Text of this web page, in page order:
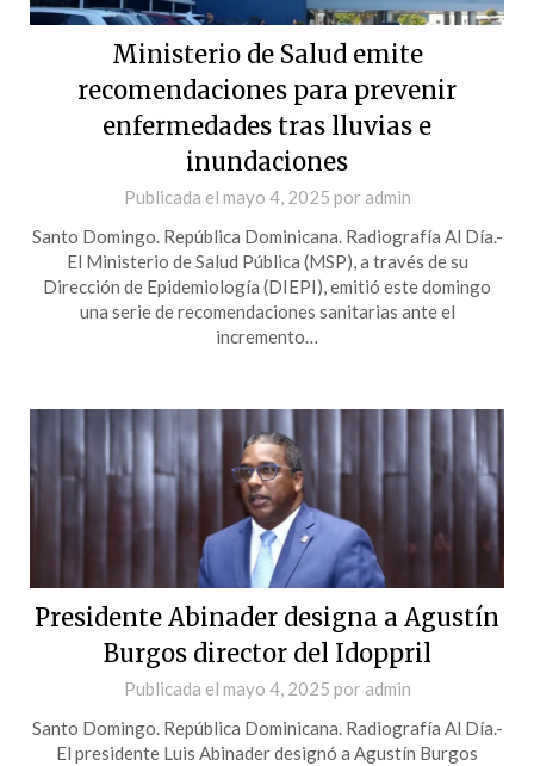
Ministerio de Salud emite
recomendaciones para prevenir
enfermedades tras lluvias e
inundaciones
Publicada el mayo 4, 2025 por admin
Santo Domingo. República Dominicana. Radiografía Al Día.-
El Ministerio de Salud Pública (MSP), a través de su
Dirección de Epidemiología (DIEPI), emitió este domingo
una serie de recomendaciones sanitarias ante el
incremento…
Presidente Abinader designa a Agustín
Burgos director del Idoppril
Publicada el mayo 4, 2025 por admin
Santo Domingo. República Dominicana. Radiografía Al Día.-
El presidente Luis Abinader designó a Agustín Burgos